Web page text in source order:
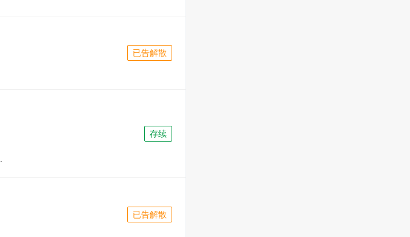
已告解散
存续
已告解散